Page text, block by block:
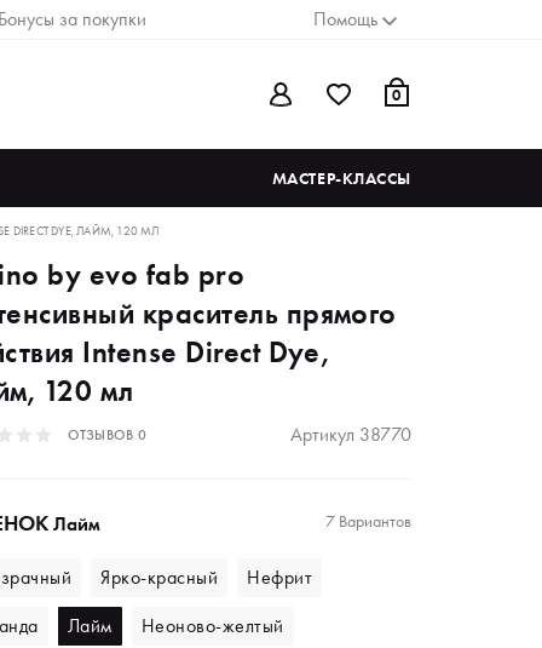
Бонусы за покупки Помощь
0
МАСТЕР-КЛАССЫ
DIRECT DYE, ЛАЙМ, 120 МЛ
by evo fab pro
краситель прямого
Intense Direct Dye,
120 мл
ОТЗЫВОВ 0 Артикул 38770
Лайм 7 Вариантов
Ярко-красный
Нефрит
Лайм
Неоново-желтый